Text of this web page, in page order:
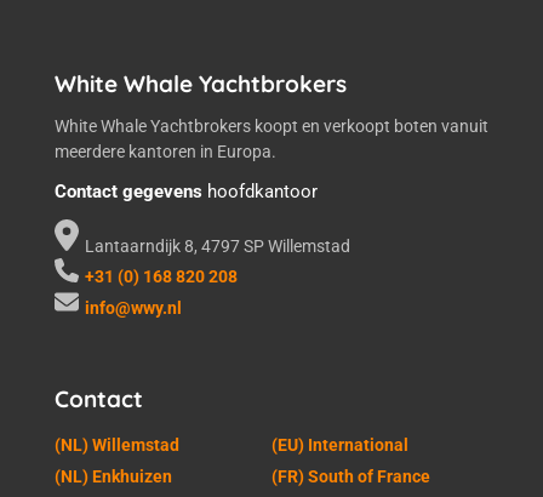
White Whale Yachtbrokers
White Whale Yachtbrokers koopt en verkoopt boten vanuit
meerdere kantoren in Europa.
Contact gegevens hoofdkantoor
Lantaarndijk 8, 4797 SP Willemstad
+31 (0) 168 820 208
info@wwy.nl
Contact
(NL) Willemstad
(NL) Enkhuizen
(EU) International
(FR) South of France